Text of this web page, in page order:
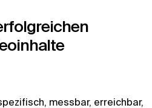
messbar, erreichbar,